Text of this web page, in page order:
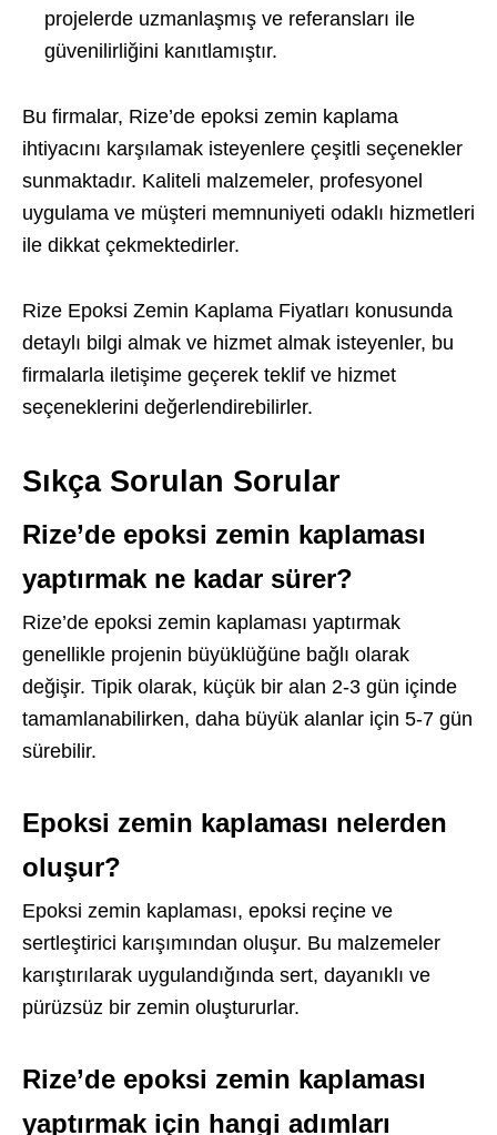
projelerde uzmanlaşmış ve referansları ile
güvenilirliğini kanıtlamıştır.
Bu firmalar, Rize’de epoksi zemin kaplama
ihtiyacını karşılamak isteyenlere çeşitli seçenekler
sunmaktadır. Kaliteli malzemeler, profesyonel
uygulama ve müşteri memnuniyeti odaklı hizmetleri
ile dikkat çekmektedirler.
Rize Epoksi Zemin Kaplama Fiyatları konusunda
detaylı bilgi almak ve hizmet almak isteyenler, bu
firmalarla iletişime geçerek teklif ve hizmet
seçeneklerini değerlendirebilirler.
Sıkça Sorulan Sorular
Rize’de epoksi zemin kaplaması
yaptırmak ne kadar sürer?
Rize’de epoksi zemin kaplaması yaptırmak
genellikle projenin büyüklüğüne bağlı olarak
değişir. Tipik olarak, küçük bir alan 2-3 gün içinde
tamamlanabilirken, daha büyük alanlar için 5-7 gün
sürebilir.
Epoksi zemin kaplaması nelerden
oluşur?
Epoksi zemin kaplaması, epoksi reçine ve
sertleştirici karışımından oluşur. Bu malzemeler
karıştırılarak uygulandığında sert, dayanıklı ve
pürüzsüz bir zemin oluştururlar.
Rize’de epoksi zemin kaplaması
yaptırmak için hangi adımları